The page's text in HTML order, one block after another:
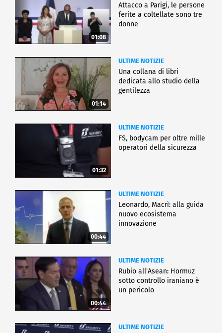
01:08
Attacco a Parigi, le persone
ferite a coltellate sono tre
donne
01:14
ULTIME NOTIZIE
Una collana di libri
dedicata allo studio della
gentilezza
01:32
ULTIME NOTIZIE
FS, bodycam per oltre mille
operatori della sicurezza
00:44
ULTIME NOTIZIE
Leonardo, Macrì: alla guida
nuovo ecosistema
innovazione
00:44
ULTIME NOTIZIE
Rubio all'Asean: Hormuz
sotto controllo iraniano è
un pericolo
ULTIME NOTIZIE